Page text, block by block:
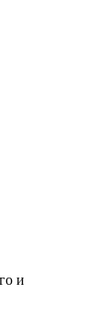
и